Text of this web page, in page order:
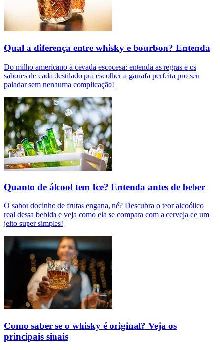
Qual a diferença entre whisky e bourbon? Entenda
Do milho americano à cevada escocesa: entenda as regras e os
sabores de cada destilado pra escolher a garrafa perfeita pro seu
paladar sem nenhuma complicação!
Quanto de álcool tem Ice? Entenda antes de beber
O sabor docinho de frutas engana, né? Descubra o teor alcoólico
real dessa bebida e veja como ela se compara com a cerveja de um
jeito super simples!
Como saber se o whisky é original? Veja os
principais sinais